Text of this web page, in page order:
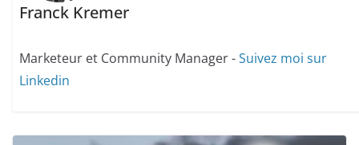
Franck Kremer
Marketeur et Community Manager -Suivez moi sur
Linkedin